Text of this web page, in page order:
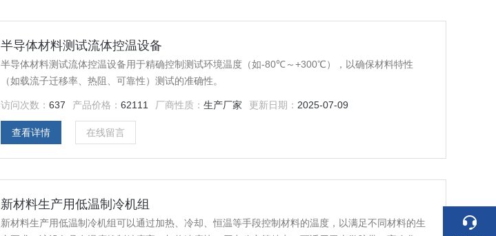
半导体材料测试流体控温设备
半导体材料测试流体控温设备用于精确控制测试环境温度（如-80℃～+300℃），以确保材料特性
（如载流子迁移率、热阻、可靠性）测试的准确性。
访问次数：637 产品价格：62111 厂商性质：生产厂家 更新日期： 2025-07-09
查看详情 在线留言
新材料生产用低温制冷机组
新材料生产用低温制冷机组可以通过加热、冷却、恒温等手段控制材料的温度，以满足不同材料的生